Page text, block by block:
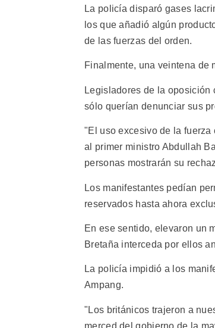
La policía disparó gases
los que añadió algún
de las fuerzas del orden.
Finalmente, una veintena de
Legisladores de la oposición
sólo querían denunciar sus
"El uso excesivo de la
al primer ministro Abdullah
personas mostrarán su
Los manifestantes pedían
reservados hasta ahora
En ese sentido, elevaron un
Bretaña interceda por ellos
La policía impidió a los
Ampang.
"Los británicos trajeron a
merced del gobierno de la